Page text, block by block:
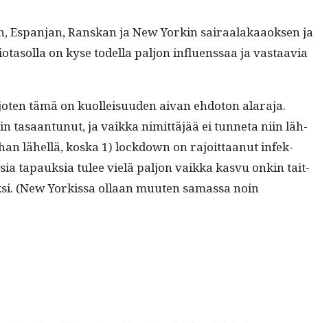
Ran­skan ja New Yorkin sairaalakaaok­sen ja
on kyse todel­la paljon influ­enssaa ja vas­taavia
tämä on kuolleisu­u­den aivan ehdo­ton alara­ja.
tasaan­tunut, ja vaik­ka nimit­täjää ei tun­neta niin läh­
lähel­lä, kos­ka 1) lock­down on rajoit­taanut infek­
tapauk­sia tulee vielä paljon vaik­ka kasvu onkin tait­
(New Yorkissa ollaan muuten samas­sa noin